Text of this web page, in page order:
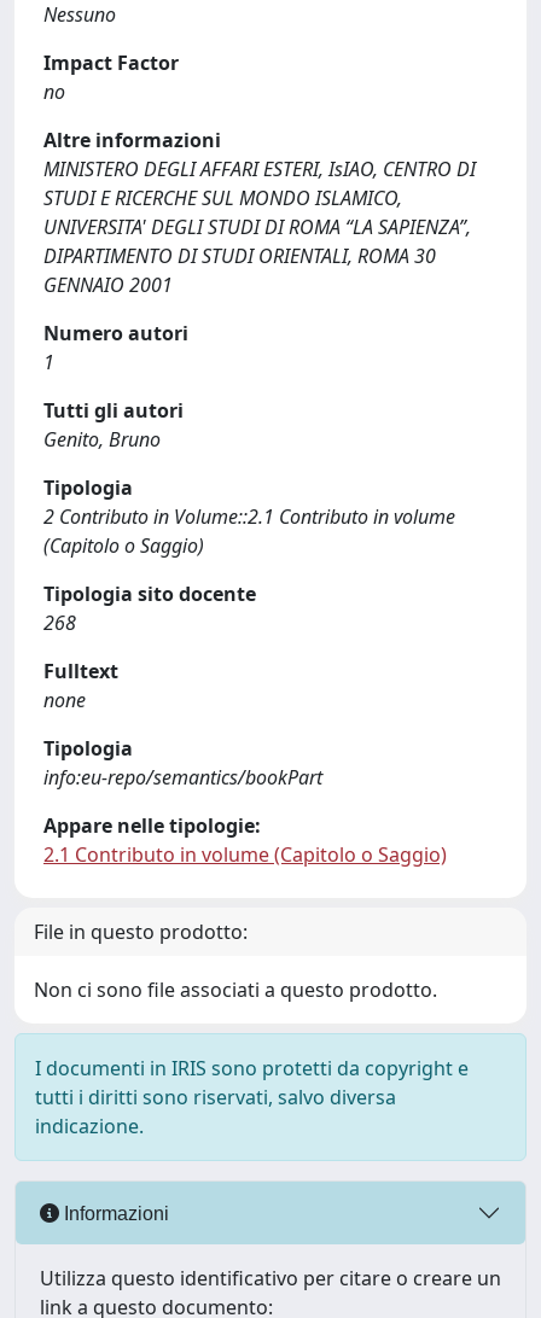
Nessuno
Impact Factor
no
Altre informazioni
MINISTERO DEGLI AFFARI ESTERI, IsIAO, CENTRO DI
STUDI E RICERCHE SUL MONDO ISLAMICO,
UNIVERSITA' DEGLI STUDI DI ROMA “LA SAPIENZA”,
DIPARTIMENTO DI STUDI ORIENTALI, ROMA 30
GENNAIO 2001
Numero autori
1
Tutti gli autori
Genito, Bruno
Tipologia
2 Contributo in Volume::2.1 Contributo in volume
(Capitolo o Saggio)
Tipologia sito docente
268
Fulltext
none
Tipologia
info:eu-repo/semantics/bookPart
Appare nelle tipologie:
2.1 Contributo in volume (Capitolo o Saggio)
File in questo prodotto:
Non ci sono file associati a questo prodotto.
I documenti in IRIS sono protetti da copyright e
tutti i diritti sono riservati, salvo diversa
indicazione.
Informazioni
Utilizza questo identificativo per citare o creare un
link a questo documento: